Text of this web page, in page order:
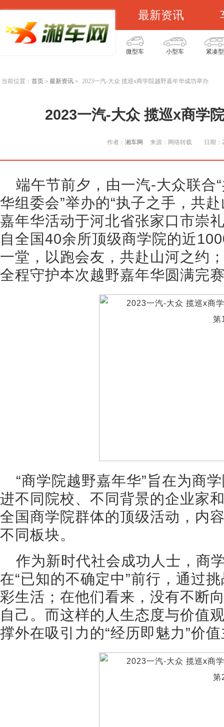
最新资讯
微型车 小型车 紧凑型
当前位置： 首页 > 最新资讯 > 2023一汽-大众 揽巡x商学院越野嘉年华成功举办
2023一汽-大众 揽巡x商学
作者： 湘车网 来源：网络转载 日期
端午节前夕，由一汽-大众联合
华组委会”举办的“执子之手，共
嘉年华活动于河北省张家口市崇
自全国40余所顶级商学院的近
一堂，以跑会友，共赴山河之约
全程守护本次越野嘉年华圆满完
“商学院越野嘉年华”旨在为商
进不同院校、不同背景的企业家
全国商学院群体的顶级活动，内
不同板块。
作为新时代社会成功人士，商
在“已知的不确定中”前行，通过
彩生活；在他们看来，没有不断
自己。而这样的人生态度与价值
撑外在吸引力的“经历即魅力”价